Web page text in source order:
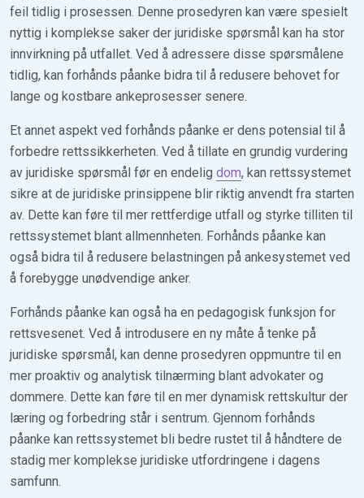
feil tidlig i prosessen. Denne prosedyren kan være spesielt
nyttig i komplekse saker der juridiske spørsmål kan ha stor
innvirkning på utfallet. Ved å adressere disse spørsmålene
tidlig, kan forhånds påanke bidra til å redusere behovet for
lange og kostbare ankeprosesser senere.
Et annet aspekt ved forhånds påanke er dens potensial til å
forbedre rettssikkerheten. Ved å tillate en grundig vurdering
av juridiske spørsmål før en endelig dom, kan rettssystemet
sikre at de juridiske prinsippene blir riktig anvendt fra starten
av. Dette kan føre til mer rettferdige utfall og styrke tilliten til
rettssystemet blant allmennheten. Forhånds påanke kan
også bidra til å redusere belastningen på ankesystemet ved
å forebygge unødvendige anker.
Forhånds påanke kan også ha en pedagogisk funksjon for
rettsvesenet. Ved å introdusere en ny måte å tenke på
juridiske spørsmål, kan denne prosedyren oppmuntre til en
mer proaktiv og analytisk tilnærming blant advokater og
dommere. Dette kan føre til en mer dynamisk rettskultur der
læring og forbedring står i sentrum. Gjennom forhånds
påanke kan rettssystemet bli bedre rustet til å håndtere de
stadig mer komplekse juridiske utfordringene i dagens
samfunn.